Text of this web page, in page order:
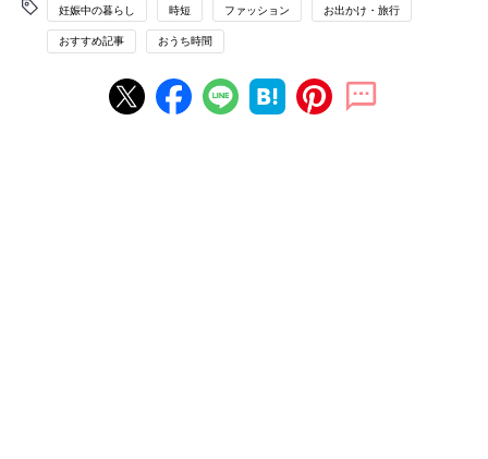
妊娠中の暮らし 時短 ファッション お出かけ・旅行
おすすめ記事 おうち時間